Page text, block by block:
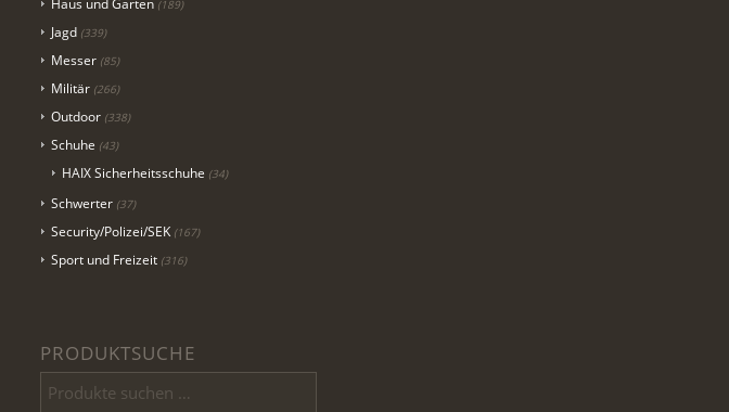
Haus und Garten (189)
Jagd (339)
Messer (85)
Militär (266)
Outdoor (338)
Schuhe (43)
HAIX Sicherheitsschuhe (34)
Schwerter (37)
Security/Polizei/SEK (167)
Sport und Freizeit (316)
PRODUKTSUCHE